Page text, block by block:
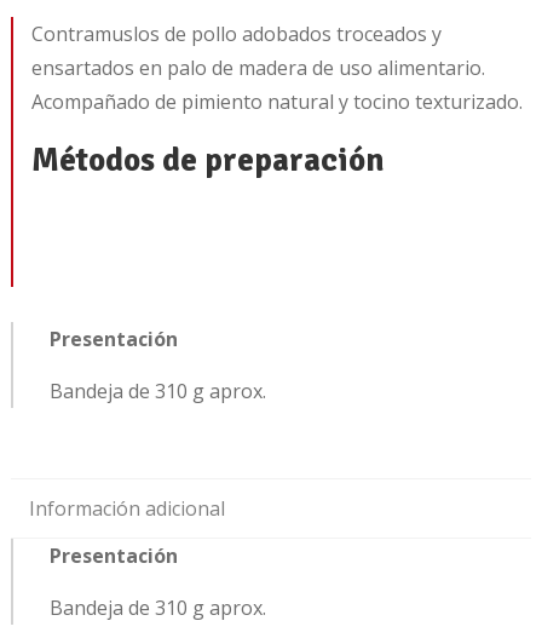
Contramuslos de pollo adobados troceados y
ensartados en palo de madera de uso alimentario.
Acompañado de pimiento natural y tocino texturizado.
Métodos de preparación
Presentación
Bandeja de 310 g aprox.
Información adicional
Presentación
Bandeja de 310 g aprox.